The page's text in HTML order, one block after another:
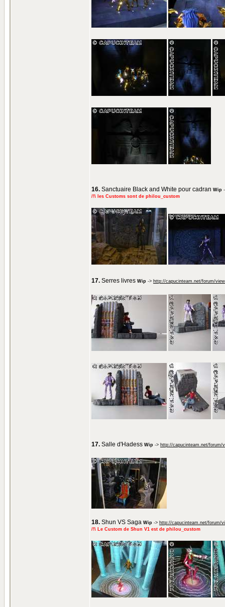
16. Sanctuaire Black and White pour cadran Wip
/!\ les Customs sont de philou_custom
17. Serres livres Wip -> http://capucinteam.net/forum/
17. Salle d'Hadess Wip -> http://capucinteam.net/forum/
18. Shun VS Saga Wip -> http://capucinteam.net/forum/
/!\ Le Custom de Shun V1 est de philou_custom